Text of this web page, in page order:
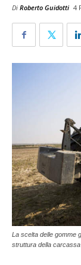
Di Roberto Guidotti 4
La scelta delle gomme
struttura della